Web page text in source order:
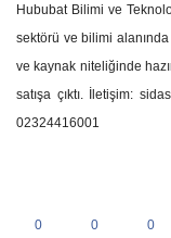
Hububat Bilimi ve
sektörü ve bilimi
ve kaynak niteliğinde
satışa çıktı. İletişim:
02324416001